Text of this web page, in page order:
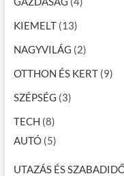
KIEMELT(13)
NAGYVILÁG (2)
OTTHON ÉS KERT(9)
SZÉPSÉG (3)
TECH (8)
AUTÓ(5)
UTAZÁS ÉS